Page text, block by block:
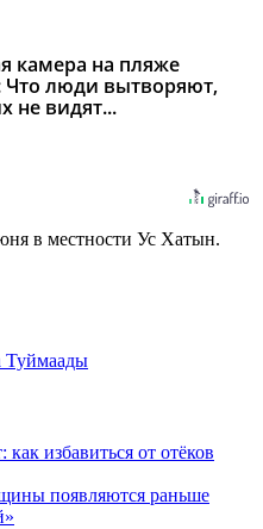
камера на пляже
люди вытворяют,
не видят...
в местности Ус Хатын.
Туймаады
избавиться от отёков
появляются раньше